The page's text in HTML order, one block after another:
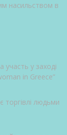
насильством в
у заході
in Greece”
торгівлі людьми